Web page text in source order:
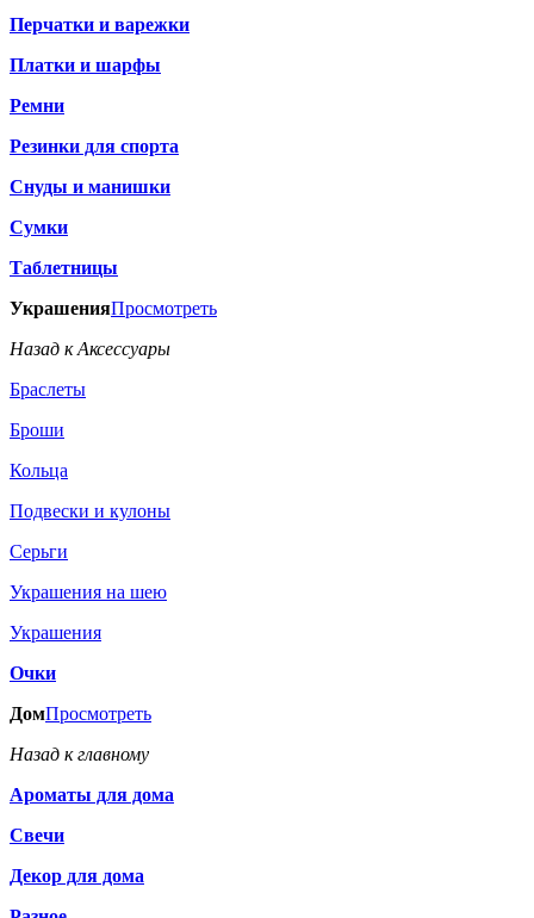
Перчатки и варежки
Платки и шарфы
Ремни
Резинки для спорта
Снуды и манишки
Сумки
Таблетницы
УкрашенияПросмотреть
Назад к Аксессуары
Браслеты
Броши
Кольца
Подвески и кулоны
Серьги
Украшения на шею
Украшения
Очки
ДомПросмотреть
Назад к главному
Ароматы для дома
Свечи
Декор для дома